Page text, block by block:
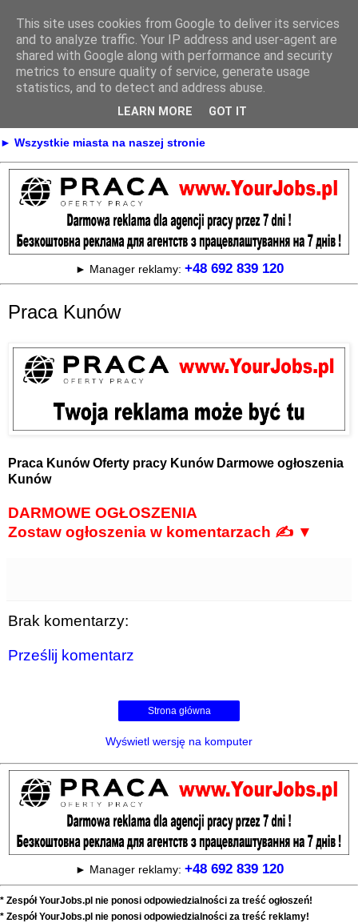
Praca
► KONTAKT ► REKLAMA
► Praca Oferty pracy na terenie całej Polski
► Wszystkie miasta na naszej stronie
► Manager reklamy: +48 692 839 120
Praca Kunów
Praca Kunów Oferty pracy Kunów Darmowe ogłoszenia
Kunów
DARMOWE OGŁOSZENIA
Zostaw ogłoszenia w komentarzach ✍ ▼
Brak komentarzy:
Prześlij komentarz
Strona główna
Wyświetl wersję na komputer
► Manager reklamy: +48 692 839 120
* Zespół YourJobs.pl nie ponosi odpowiedzialności za treść ogłoszeń!
* Zespół YourJobs.pl nie ponosi odpowiedzialności za treść reklamy!
This site uses cookies from Google to deliver its services
and to analyze traffic. Your IP address and user-agent are
shared with Google along with performance and security
metrics to ensure quality of service, generate usage
statistics, and to detect and address abuse.
LEARN MORE GOT IT